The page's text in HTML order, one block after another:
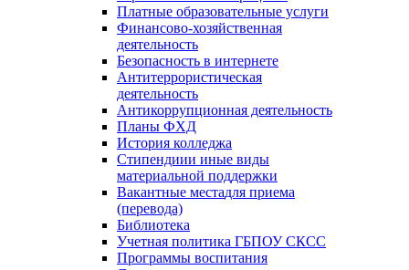
Платные образовательные услуги
Финансово-хозяйственная
деятельность
Безопасность в интернете
Антитеррористическая
деятельность
Антикоррупционная деятельность
Планы ФХД
История колледжа
Стипендиии иные виды
материальной поддержки
Вакантные местадля приема
(перевода)
Библиотека
Учетная политика ГБПОУ СКСС
Программы воспитания